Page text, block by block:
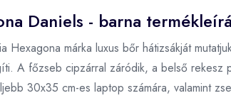
Daniels - barna
Hexagona márka luxus bőr hátizsákját
A főzseb cipzárral záródik, a belső
30x35 cm-es laptop számára, valamint